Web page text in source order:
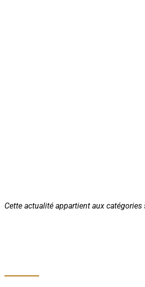
Cette actualité appartient aux catégories